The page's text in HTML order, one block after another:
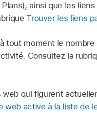
ainsi que les
Trouver les liens
tout moment le
Consultez la
web qui figurent
web active à la liste de